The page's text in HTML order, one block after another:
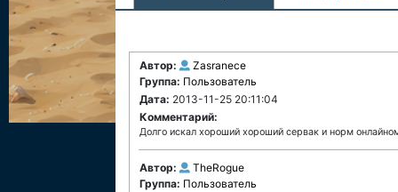
Автор:
Zasranece
Группа: Пользователь
Дата: 2013-11-25 20:11:04
Комментарий:
Долго искал хороший хороший сервак и норм
Автор:
TheRogue
Группа: Пользователь